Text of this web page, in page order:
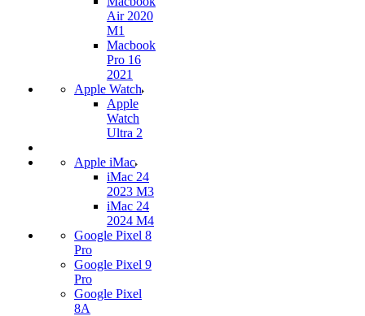
Air 2020
M1
Macbook
Pro 16
2021
Apple Watch
Apple
Watch
Ultra 2
Apple iMac
iMac 24
2023 M3
iMac 24
2024 M4
Google Pixel 8
Pro
Google Pixel 9
Pro
Google Pixel
8A